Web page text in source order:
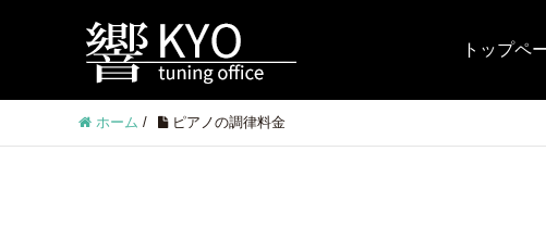
トップペ
ホーム / ピアノの調律料金